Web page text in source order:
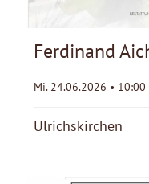
Ferdinand
Mi. 24.06.2026 • 10:00
Ulrichskirchen